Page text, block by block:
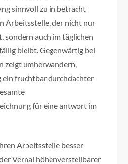
sinnvoll zu in betracht
Arbeitsstelle, der nicht nur
sondern auch im täglichen
bleibt. Gegenwärtig bei
zeigt umherwandern,
ein fruchtbar durchdachter
für eine antwort im
Arbeitsstelle besser
Vernal höhenverstellbarer